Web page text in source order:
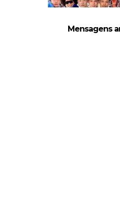
VITÓRIA
TENSÃO NO
Mensagens